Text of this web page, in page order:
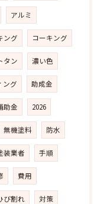
アルミ
ング コーキング
タン 濃い色
ング 助成金
助金 2026
無機塗料 防水
装業者 手順
費用
び割れ 対策